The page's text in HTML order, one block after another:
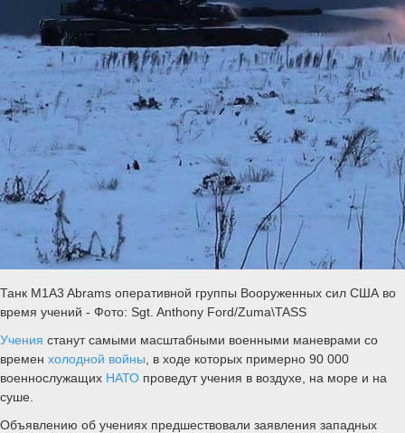
Танк M1A3 Abrams оперативной группы Вооруженных сил США во
время учений - Фото: Sgt. Anthony Ford/Zuma\TASS
Учения станут самыми масштабными военными маневрами со
времен холодной войны , в ходе которых примерно 90 000
военнослужащих НАТО проведут учения в воздухе, на море и на
суше.
Объявлению об учениях предшествовали заявления западных